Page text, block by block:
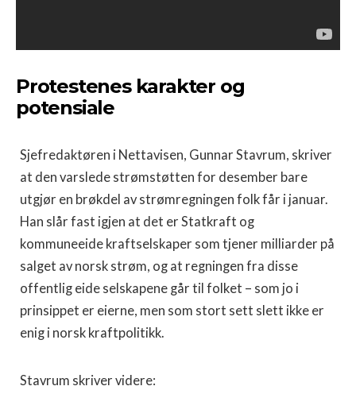
Protestenes karakter og
potensiale
Sjefredaktøren i Nettavisen, Gunnar Stavrum, skriver
at den varslede strømstøtten for desember bare
utgjør en brøkdel av strømregningen folk får i januar.
Han slår fast igjen at det er Statkraft og
kommuneeide kraftselskaper som tjener milliarder på
salget av norsk strøm, og at regningen fra disse
offentlig eide selskapene går til folket – som jo i
prinsippet er eierne, men som stort sett slett ikke er
enig i norsk kraftpolitikk.
Stavrum skriver videre: